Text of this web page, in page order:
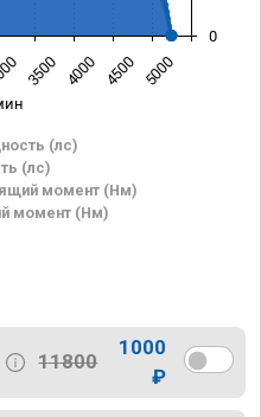
(лс)
(лс)
момент (Нм)
момент (Нм)
3500 4000 4500 5000
0
11800
1000
₽